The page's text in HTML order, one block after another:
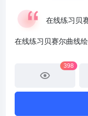
在线练习贝
在线练习贝赛尔曲线
398